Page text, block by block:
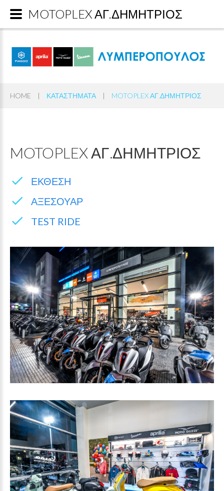
HOME | ΚΑΤΑΣΤΗΜΑΤΑ | MOTOPLEX ΑΓ.ΔΗΜΗΤΡΙΟΣ
MOTOPLEXΑΓ.ΔΗΜΗΤΡΙΟΣ
ΕΚΘΕΣΗ
ΑΞΕΣΟΥΑΡ
TEST RIDE
MOTOPLEX ΑΓ.ΔΗΜΗΤΡΙΟΣ